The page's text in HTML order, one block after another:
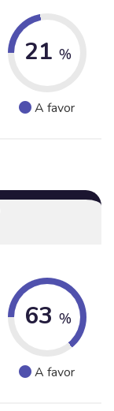
21 %
A favor
63 %
A favor